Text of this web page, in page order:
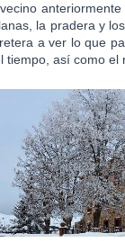
la pradera y
a ver lo que
tiempo, así como el